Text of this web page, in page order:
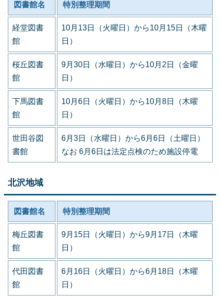
図書館名 特別整理期間
経堂図書
館
10月13日（火曜日）から10月15日（木曜
日）
桜丘図書
館
9月30日（水曜日）から10月2日（金曜
日）
下馬図書
館
10月6日（火曜日）から10月8日（木曜
日）
世田谷図
書館
6月3日（水曜日）から6月6日（土曜日）
なお 6月6日は法定点検のため施設停電
北沢地域
図書館名 特別整理期間
梅丘図書
館
9月15日（火曜日）から9月17日（木曜
日）
代田図書
館
6月16日（火曜日）から6月18日（木曜
日）